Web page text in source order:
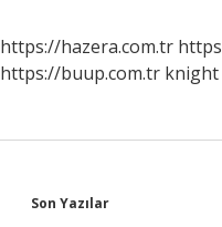
https://hazera.com.tr
https://buup.com.tr
Son Yazılar